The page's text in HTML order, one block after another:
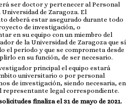
ser doctor y pertenecer al Personal
de Zaragoza. El
deberá estar asegurado durante todo
de investigación, o
en su equipo con un miembro del
de la Universidad de Zaragoza que sí
el período y que se comprometa desde
en su función, de ser necesario.
principal el equipo estará
universitario o por personal
de investigación, siendo necesaria, en
representante legal correspondiente.
finaliza el 31 de mayo de 2021.